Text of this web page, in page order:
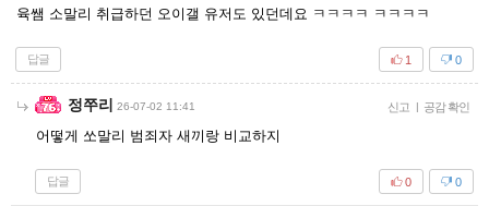
육쌤 소말리 취급하던 오이갤 유저도 있던데요 ㅋㅋㅋㅋ ㅋㅋㅋㅋ
답글 0
1
정쭈리 26-07-02 11:41 신고 | 공감 확인
어떻게 쏘말리 범죄자 새끼랑 비교하지
답글 0
0